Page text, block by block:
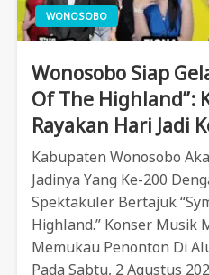
WONOSOBO
Wonosobo Siap
Of The Highland”:
Rayakan Hari Jadi
Kabupaten Wonosobo
Jadinya Yang Ke-200
Spektakuler Bertajuk
Highland.” Konser Musik
Memukau Penonton Di
Pada Sabtu, 2 Agustus